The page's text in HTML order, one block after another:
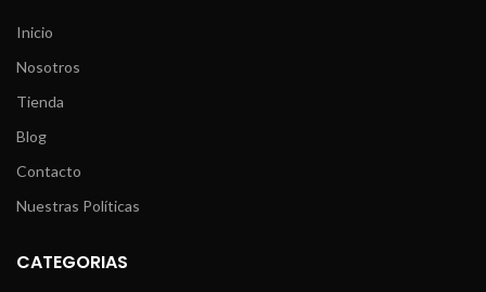
Inicio
Nosotros
Tienda
Blog
Contacto
Nuestras Políticas
CATEGORIAS